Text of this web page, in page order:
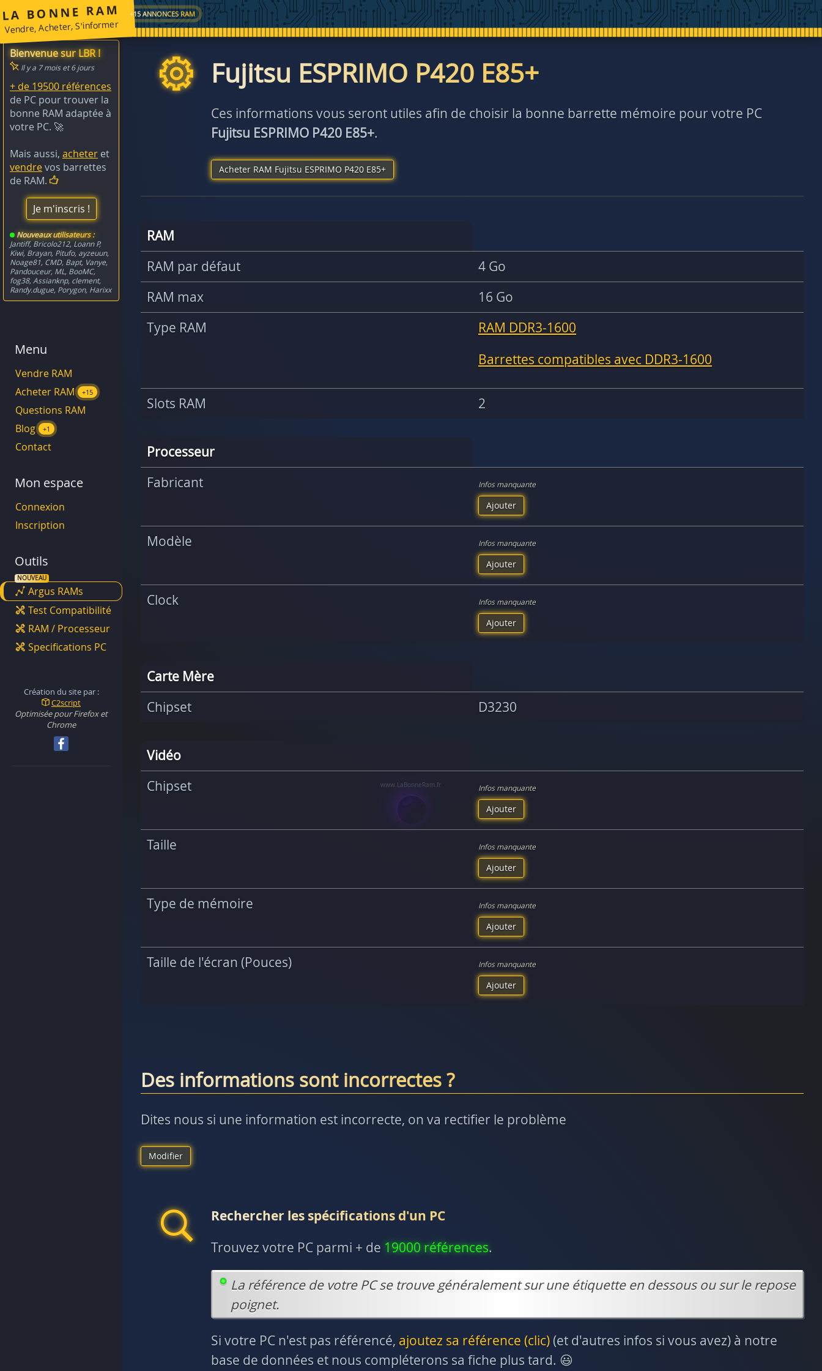
LA BONNE RAM
Vendre, Acheter, S'informer
+15 ANNONCES RAM
Fujitsu ESPRIMO P420 E85+
Ces informations vous seront utiles afin de choisir la bonne barrette mémoire pour votre PC
Fujitsu ESPRIMO P420 E85+.
Acheter RAM Fujitsu ESPRIMO P420 E85+
RAM
RAM par défaut
4 Go
RAM max
16 Go
Type RAM
RAM DDR3-1600
Barrettes compatibles avec DDR3-1600
Slots RAM 2
Processeur
Fabricant
Infos manquante
Ajouter
Modèle Infos manquante
Ajouter
Clock Infos manquante
Ajouter
Carte Mère
Chipset
D3230
Vidéo
Chipset
Infos manquante
Ajouter
Taille Infos manquante
Ajouter
Type de mémoire Infos manquante
Ajouter
Taille de l'écran (Pouces) Infos manquante
Ajouter
Des informations sont incorrectes ?
Dites nous si une information est incorrecte, on va rectifier le problème
Modifier
Rechercher les spécifications d'un PC
Trouvez votre PC parmi + de 19000 références.
La référence de votre PC se trouve généralement sur une étiquette en dessous ou sur le repose
poignet.
Si votre PC n'est pas référencé, ajoutez sa référence (clic) (et d'autres infos si vous avez) à notre
base de données et nous compléterons sa fiche plus tard. 😃
Bienvenue sur LBR !
Il y a 7 mois et 6 jours
+ de 19500 références
de PC pour trouver la
bonne RAM adaptée à
votre PC. 🚀
Mais aussi, acheter et
vendrevos barrettes
de RAM.
Je m'inscris !
Nouveaux utilisateurs :
Jantiff, Bricolo212, Loann P,
Kiwi, Brayan, Pitufo, ayzeuun,
Noage81, CMD, Bapt, Vanye,
Pandouceur, ML, BooMC,
fog38, Assianknp, clement,
Randy.dugue, Porygon, Harixx
Menu
Vendre RAM
Acheter RAM
+15
Questions RAM
Blog
+1
Contact
Mon espace
Connexion
Inscription
Outils
Argus RAMs
Test Compatibilité
RAM / Processeur
Specifications PC
Création du site par :
C2script
Optimisée pour Firefox et
Chrome